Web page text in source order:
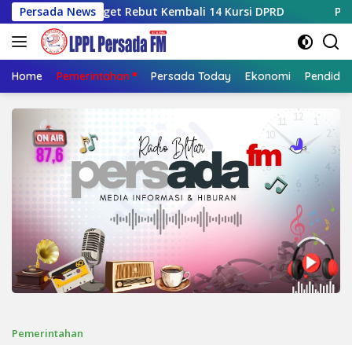
Langsung
ke
konten
Persada News
Target Rebut Kembali 14 Kursi DPRD Pendekar
Home Pemerintahan Persada Today Ekonomi
Pemerintahan